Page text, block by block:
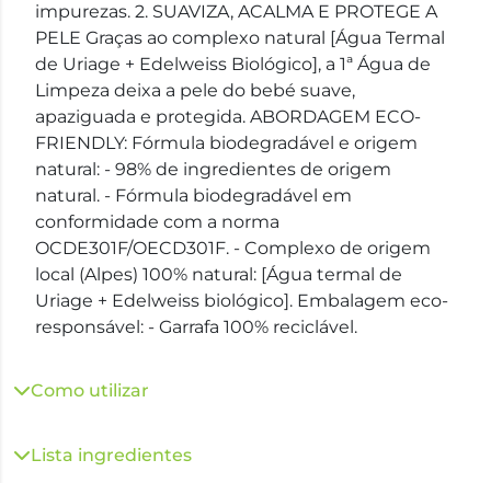
impurezas. 2. SUAVIZA, ACALMA E PROTEGE A
PELE Graças ao complexo natural [Água Termal
de Uriage + Edelweiss Biológico], a 1ª Água de
Limpeza deixa a pele do bebé suave,
apaziguada e protegida. ABORDAGEM ECO-
FRIENDLY: Fórmula biodegradável e origem
natural: - 98% de ingredientes de origem
natural. - Fórmula biodegradável em
conformidade com a norma
OCDE301F/OECD301F. - Complexo de origem
local (Alpes) 100% natural: [Água termal de
Uriage + Edelweiss biológico]. Embalagem eco-
responsável: - Garrafa 100% reciclável.
Como utilizar
Lista ingredientes